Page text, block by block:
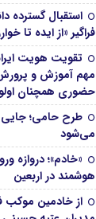
استقبال گسترده
فراگیر «از ایده تا
تقویت هویت
مهم آموزش و
حضوری همچنان
طرح حامی؛ جایی
می‌شود
«خادم»؛ دروازه
هوشمند در اربعین
از خادمین موکب